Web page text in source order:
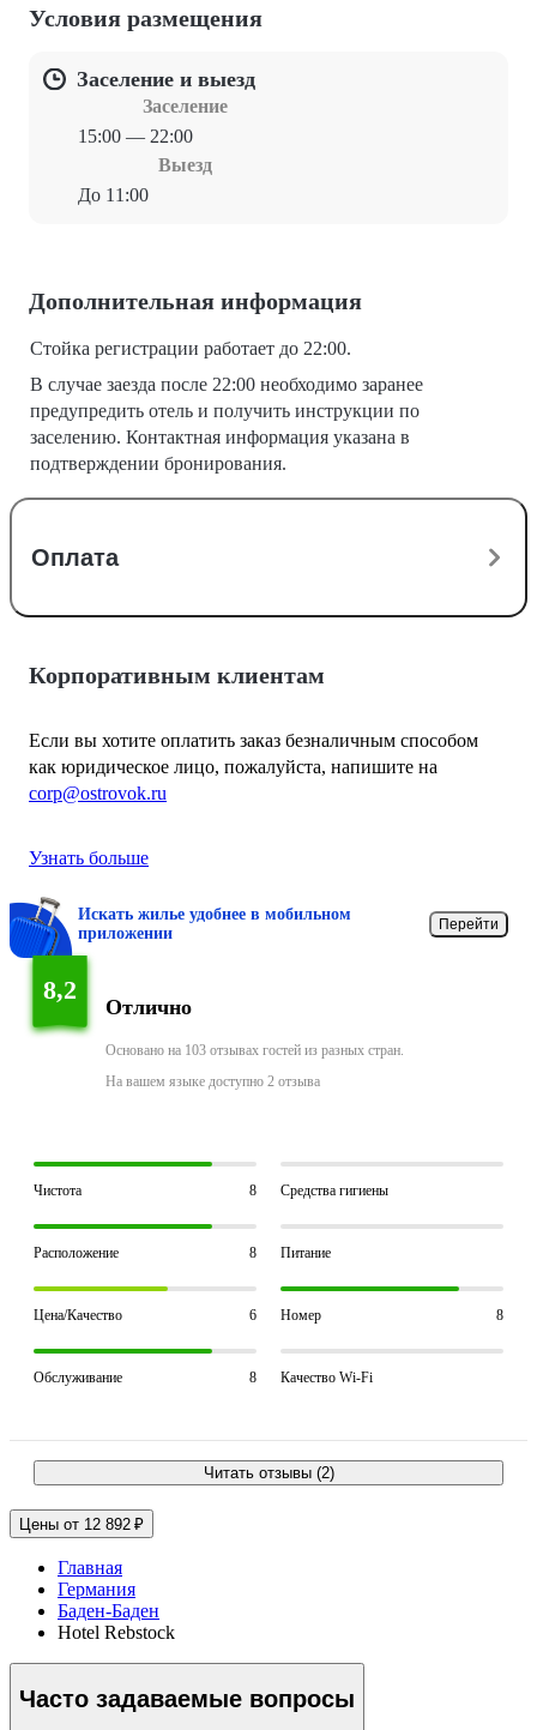
Условия размещения
Заселение и выезд
Заселение
15:00 — 22:00
Выезд
До 11:00
Дополнительная информация
Стойка регистрации работает до 22:00.
В случае заезда после 22:00 необходимо заранее
предупредить отель и получить инструкции по
заселению. Контактная информация указана в
подтверждении бронирования.
Оплата
Корпоративным клиентам
Если вы хотите оплатить заказ безналичным способом
как юридическое лицо, пожалуйста, напишите на
corp@ostrovok.ru
Узнать больше
Искать жилье удобнее в мобильном
приложении
Перейти
8,2
Отлично
Основано на 103 отзывах гостей из разных стран.
На вашем языке доступно 2 отзыва
Чистота 8 Средства гигиены
Расположение 8 Питание
Цена/Качество 6 Номер 8
Обслуживание 8 Качество Wi-Fi
Читать отзывы (2)
Цены от 12 892 ₽
Главная
Германия
Баден-Баден
Hotel Rebstock
Часто задаваемые вопросы